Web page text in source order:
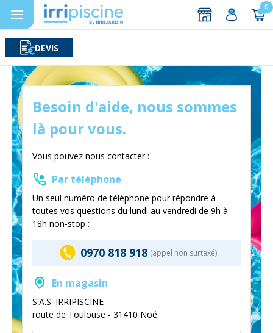
0
DEVIS
Aller au contenu
Besoin d'aide, nous sommes
là pour vous.
Vous pouvez nous contacter :
Par téléphone
Un seul numéro de téléphone pour répondre à
toutes vos questions du lundi au vendredi de 9h à
18h non-stop :
0970 818 918 (appel non surtaxé)
En magasin
S.A.S. IRRIPISCINE
route de Toulouse - 31410 Noé